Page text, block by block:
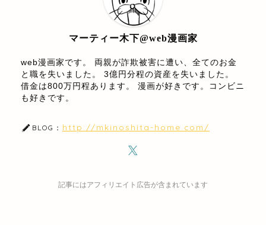
マーティー木下@web漫画家
web漫画家です。 両親が詐欺被害に遭い、全てのお金
と職を失いました。 3億円分程の資産を失いました。
借金は800万円程あります。 漫画が好きです。コンビニ
も好きです。
BLOG： http://mkinoshita-home.com/
記事にはアフィリエイト広告が含まれています